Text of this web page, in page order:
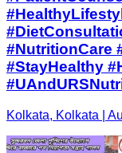
#NutritionCare
#StayHealthy
Kolkata, Kolkata |